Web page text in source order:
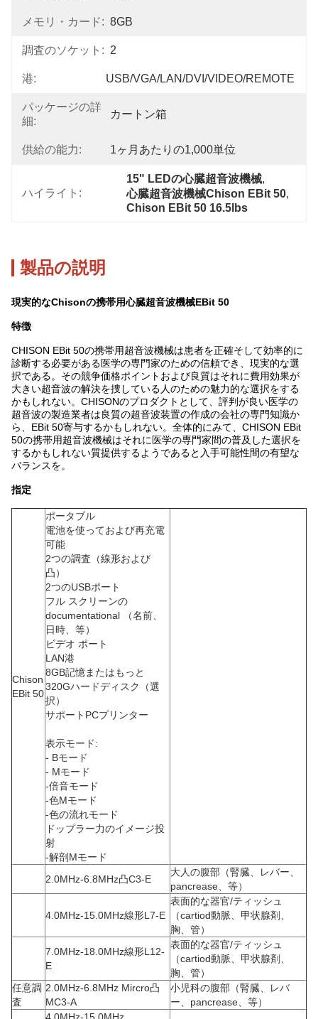
メモリ・カード: 8GB
調査のソケット: 2
港: USB/VGA/LAN/DVI/VIDEO/REMOTE
パッケージの詳
細:
カートン箱
供給の能力: 1ヶ月あたりの1,000単位
ハイライト:
15" LEDの心臓超音波機械,
心臓超音波機械Chison EBit 50,
Chison EBit 50 16.5lbs
製品の説明
現実的なChisonの携帯用心臓超音波機械EBit 50
特徴
CHISON EBit 50の携帯用超音波機械は患者を正確そして効率的に
診断する必要がある医学の専門家のための信頼でき、現実的な選
択である。その競争価格ポイントおよび良質はそれに費用効果が
大きい超音波の解決を捜している人のための魅力的な選択をする
かもしれない。CHISONのプロダクトとして、評判が良い医学の
超音波の製造業者は良質の超音波装置の作成の会社の専門知識か
ら、EBit 50寄与するかもしれない。全体的にみて、CHISON EBit
50の携帯用超音波機械はそれに医学の専門家間の普及した選択を
するかもしれない質提供するようであると入手可能性間の有望な
バランスを。
指定
Chison
EBit 50
ポータブル
電池を使っておよび再充電
可能
2つの調査（線形および
凸）
2つのUSBポート
フル スクリーンの
documentational （名前、
日時、等）
ビデオ ポート
LAN港
8GB記憶またはもっと
320Gハードディスク（選
択）
サポートPCプリンター
表示モード:
- Bモード
- Mモード
-倍音モード
-色Mモード
-色の流れモード
ドップラー力のイメージ投
射
-解剖Mモード
2.0MHz-6.8MHz凸C3-E
大人の腹部（腎臓、レバー、
pancrease、等）
4.0MHz-15.0MHz線形L7-E
表面的な器官/ティッシュ
（cartiod動脈、甲状腺剤、
胸、管）
7.0MHz-18.0MHz線形L12-
E
表面的な器官/ティッシュ
（cartiod動脈、甲状腺剤、
胸、管）
任意調
査
2.0MHz-6.8MHz Mircro凸
MC3-A
小児科の腹部（腎臓、レバ
ー、pancrease、等）